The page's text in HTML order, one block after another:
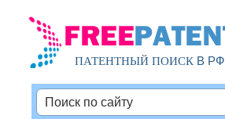
ПАТЕНТНЫЙ ПОИСКВ РФ